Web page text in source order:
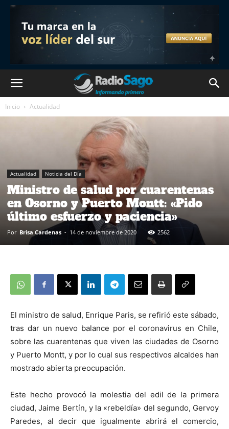
Inicio Actualidad
Actualidad Noticia del Día
Ministro de salud por cuarentenas
en Osorno y Puerto Montt: «Pido
último esfuerzo y paciencia»
Por Brisa Cardenas - 14 de noviembre de 2020 2562
El ministro de salud, Enrique Paris, se refirió este sábado,
tras dar un nuevo balance por el coronavirus en Chile,
sobre las cuarentenas que viven las ciudades de Osorno
y Puerto Montt, y por lo cual sus respectivos alcaldes han
mostrado abierta preocupación.
Este hecho provocó la molestia del edil de la primera
ciudad, Jaime Bertín, y la «rebeldía» del segundo, Gervoy
Paredes, al decir que igualmente abrirá el comercio,